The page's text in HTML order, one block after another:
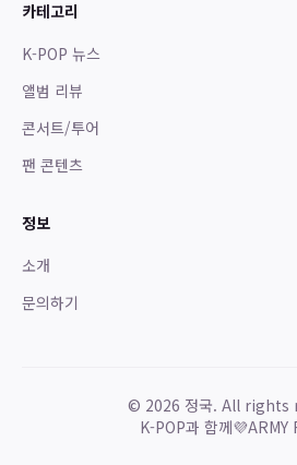
카테고리
K-POP 뉴스
앨범 리뷰
콘서트/투어
팬 콘텐츠
정보
소개
문의하기
© 2026 정국. All rights
K-POP과 함께💜ARMY